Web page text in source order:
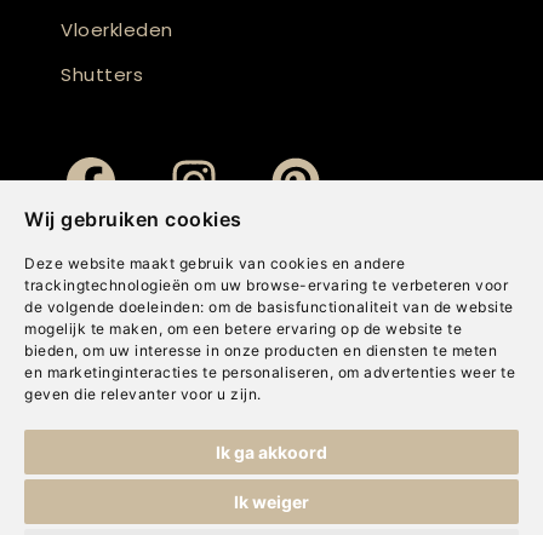
Wij gebruiken cookies
Deze website maakt gebruik van cookies en andere
trackingtechnologieën om uw browse-ervaring te verbeteren voor
de volgende doeleinden: om de basisfunctionaliteit van de website
mogelijk te maken , om een betere ervaring op de website te
bieden, om uw interesse in onze producten en diensten te meten
en marketinginteracties te personaliseren , om advertenties weer te
geven die relevanter voor u zijn.
Ik ga akkoord
Ik weiger
Vloerkleden
Shutters
Cookies